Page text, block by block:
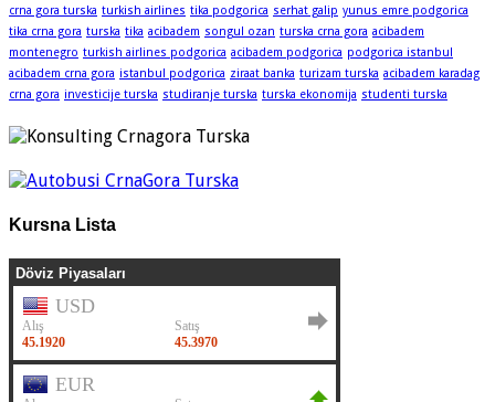
crna gora turska turkish airlines tika podgorica serhat galip yunus emre podgorica
tika crna gora turska tika acibadem songul ozan turska crna gora acibadem
montenegro turkish airlines podgorica acibadem podgorica podgorica istanbul
acibadem crna gora istanbul podgorica ziraat banka turizam turska acibadem karadag
crna gora investicije turska studiranje turska turska ekonomija studenti turska
Kursna Lista